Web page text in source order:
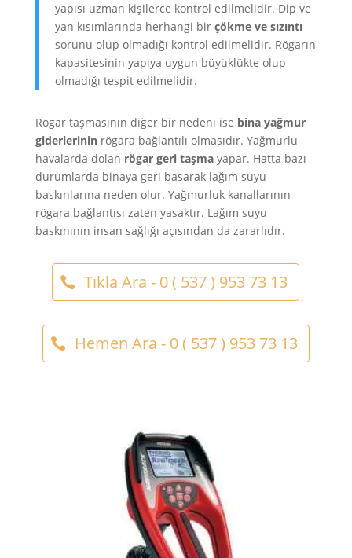
yapısı uzman kişilerce kontrol edilmelidir. Dip ve
yan kısımlarında herhangi bir çökme ve sızıntı
sorunu olup olmadığı kontrol edilmelidir. Rögarın
kapasitesinin yapıya uygun büyüklükte olup
olmadığı tespit edilmelidir.
Rögar taşmasının diğer bir nedeni ise bina yağmur
giderlerininrögara bağlantılı olmasıdır. Yağmurlu
havalarda dolan rögar geri taşmayapar. Hatta bazı
durumlarda binaya geri basarak lağım suyu
baskınlarına neden olur. Yağmurluk kanallarının
rögara bağlantısı zaten yasaktır. Lağım suyu
baskınının insan sağlığı açısından da zararlıdır.
Tıkla Ara - 0 ( 537 ) 953 73 13
Hemen Ara - 0 ( 537 ) 953 73 13